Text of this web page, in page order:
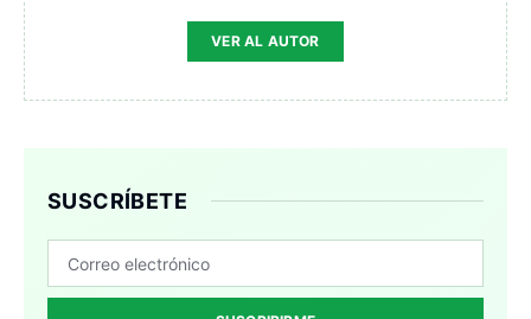
VER AL AUTOR
SUSCRÍBETE